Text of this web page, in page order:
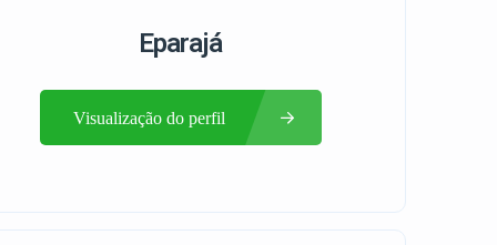
Eparajá
Visualização do perfil